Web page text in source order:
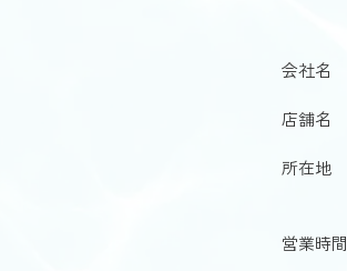
会社名
店舗名
所在地
営業時間